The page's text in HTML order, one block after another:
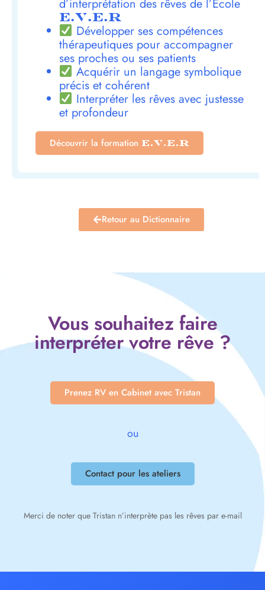
d’interprétation des rêves de l’École
E.V.E.R
Développer ses compétences
thérapeutiques pour accompagner
ses proches ou ses patients
Acquérir un langage symbolique
précis et cohérent
Interpréter les rêves avec justesse
et profondeur
Découvrir la formation E.V.E.R
Retour au Dictionnaire
Vous souhaitez faire
interpréter votre rêve ?
Prenez RV en Cabinet avec Tristan
ou
Contact pour les ateliers
Merci de noter que Tristan n’interprète pas les rêves par e-mail